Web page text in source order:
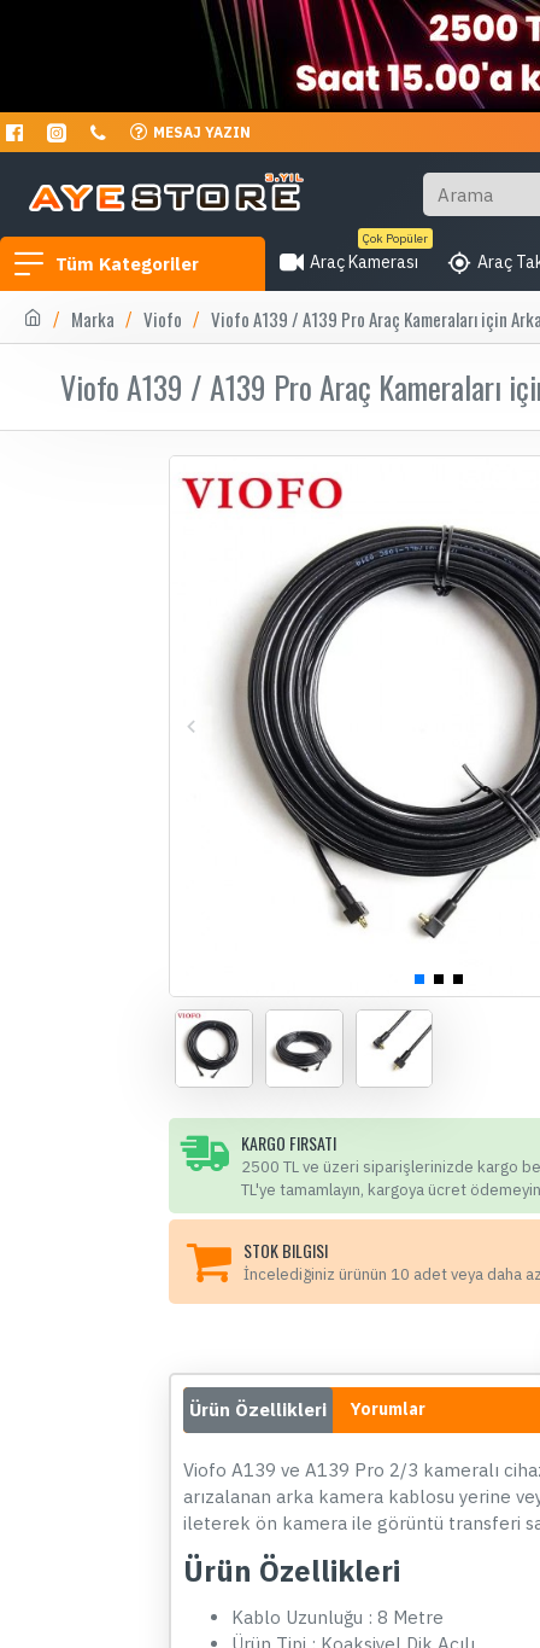
MESAJ YAZIN
Tüm Kategoriler Araç Kamerası
Çok Popüler
Araç
Marka Viofo Viofo A139 / A139 Pro Araç Kameraları için
Viofo A139 / A139 Pro Araç Kameraları
KARGO FIRSATI
2500 TL ve üzeri siparişlerinizde kargo
TL'ye tamamlayın, kargoya ücret
STOK BILGISI
İncelediğiniz ürünün 10 adet veya daha
Ürün Özellikleri Yorumlar
Viofo A139 ve A139 Pro 2/3 kameralı
arızalanan arka kamera kablosu yerine
ileterek ön kamera ile görüntü transferi
Ürün Özellikleri
Kablo Uzunluğu : 8 Metre